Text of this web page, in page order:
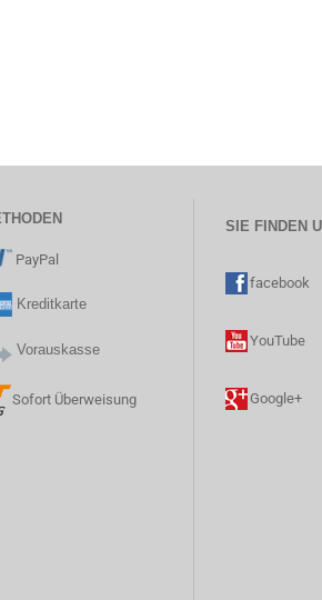
PayPal
Kreditkarte
Vorauskasse
Sofort Überweisung
SIE FINDEN
facebook
YouTube
Google+